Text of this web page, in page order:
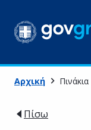
Αρχική
Πίσω